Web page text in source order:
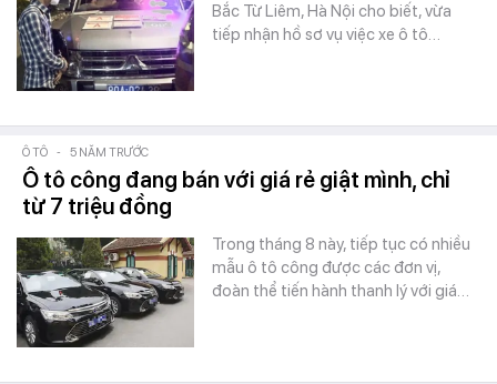
Bắc Từ Liêm, Hà Nội cho biết, vừa
tiếp nhận hồ sơ vụ việc xe ô tô…
Ô TÔ - 5 NĂM TRƯỚC
Ô tô công đang bán với giá rẻ giật mình, chỉ
từ 7 triệu đồng
Trong tháng 8 này, tiếp tục có nhiều
mẫu ô tô công được các đơn vị,
đoàn thể tiến hành thanh lý với giá…